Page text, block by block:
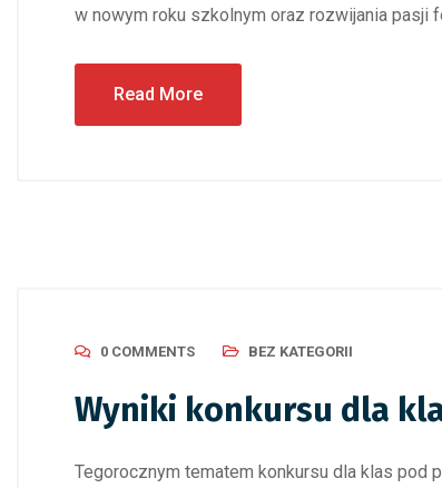
w nowym roku szkolnym oraz rozwijania pasji
Read More
0 COMMENTS BEZ KATEGORII
Wyniki konkursu dla
Tegorocznym tematem konkursu dla klas pod